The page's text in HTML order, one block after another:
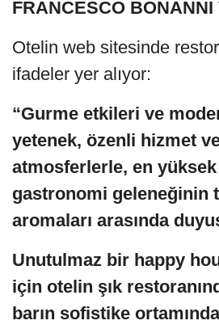
FRANCESCO BONANNI
Otelin web sitesinde
ifadeler yer alıyor:
“Gurme etkileri ve
yetenek, özenli hizmet
atmosferlerle, en
gastronomi geleneğinin
aromaları arasında
Unutulmaz bir happy
için otelin şık
barın sofistike